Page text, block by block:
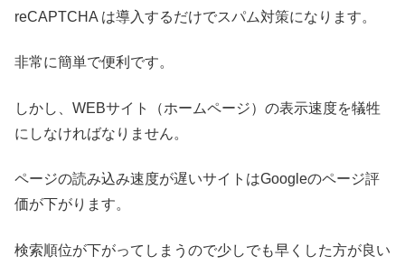
reCAPTCHA は導入するだけでスパム対策になります。
非常に簡単で便利です。
しかし、WEBサイト（ホームページ）の表示速度を犠牲
にしなければなりません。
ページの読み込み速度が遅いサイトはGoogleのページ評
価が下がります。
検索順位が下がってしまうので少しでも早くした方が良い